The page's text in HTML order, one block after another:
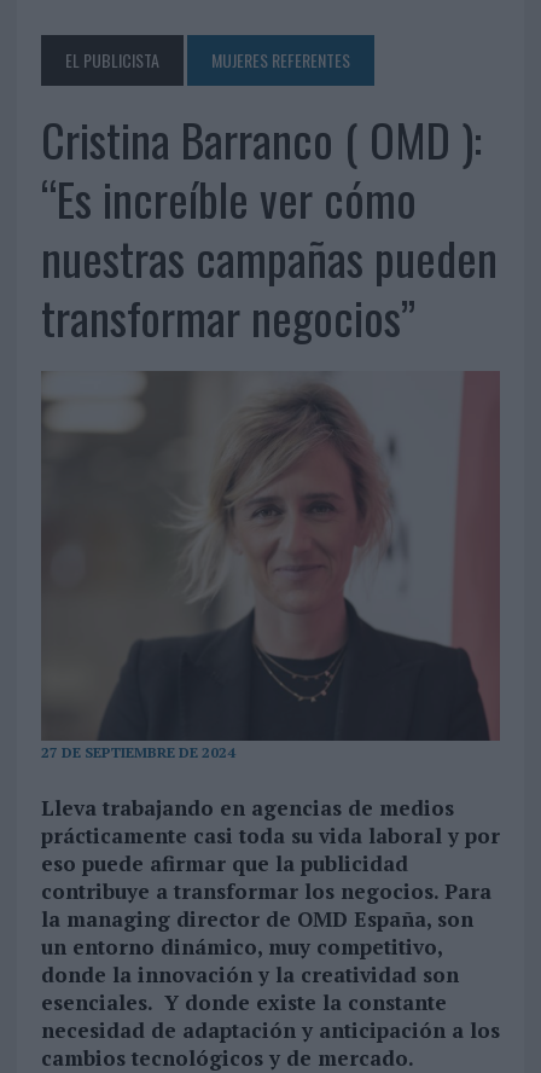
EL PUBLICISTA MUJERES REFERENTES
Cristina Barranco ( OMD ):
“Es increíble ver cómo
nuestras campañas pueden
transformar negocios”
27 DE SEPTIEMBRE DE 2024
Lleva trabajando en agencias de medios
prácticamente casi toda su vida laboral y por
eso puede afirmar que la publicidad
contribuye a transformar los negocios. Para
la managing director de OMD España, son
un entorno dinámico, muy competitivo,
donde la innovación y la creatividad son
esenciales. Y donde existe la constante
necesidad de adaptación y anticipación a los
cambios tecnológicos y de mercado.